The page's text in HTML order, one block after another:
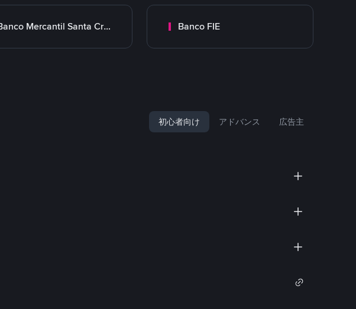
Banco Mercantil Santa Cruz Banco FIE
初心者向け アドバンス 広告主